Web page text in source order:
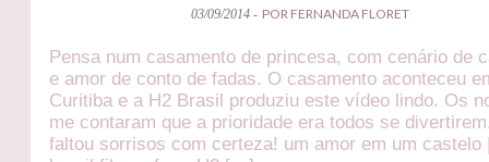
03/09/2014 - POR FERNANDA FLORET
Pensa num casamento de princesa, com cenário de
e amor de conto de fadas. O casamento aconteceu
Curitiba e a H2 Brasil produziu este vídeo lindo. Os
me contaram que a prioridade era todos se
faltou sorrisos com certeza! um amor em um castelo